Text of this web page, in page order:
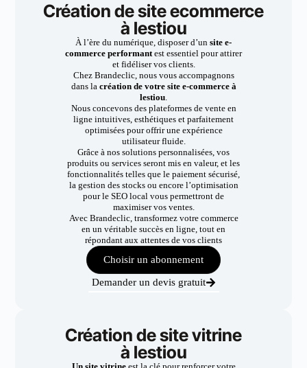
Création de site ecommerce
à lestiou
À l’ère du numérique, disposer d’un site e-
commerce performantest essentiel pour attirer
et fidéliser vos clients.
Chez Brandeclic, nous vous accompagnons
dans la création de votre site e-commerce à
lestiou.
Nous concevons des plateformes de vente en
ligne intuitives, esthétiques et parfaitement
optimisées pour offrir une expérience
utilisateur fluide.
Grâce à nos solutions personnalisées, vos
produits ou services seront mis en valeur, et les
fonctionnalités telles que le paiement sécurisé,
la gestion des stocks ou encore l’optimisation
pour le SEO local vous permettront de
maximiser vos ventes.
Avec Brandeclic, transformez votre commerce
en un véritable succès en ligne, tout en
répondant aux attentes de vos clients
Choisir un abonnement
Demander un devis gratuit
Création de site vitrine
à lestiou